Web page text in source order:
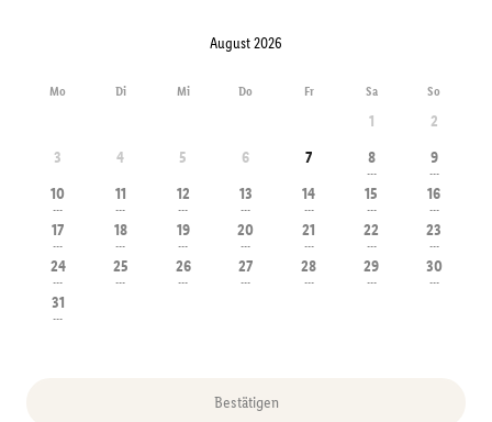
August 2026
Mo Di Mi Do Fr Sa So
1
2
3
4 5 6 7 8
---
9
---
10
---
11
---
12
---
13
---
14
---
15
---
16
---
17
---
18
---
19
---
20
---
21
---
22
---
23
---
24
---
25
---
26
---
27
---
28
---
29
---
30
---
31
---
Bestätigen